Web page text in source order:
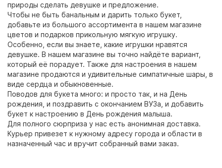
природы сделать девушке и предложение.
Чтобы не быть банальным и дарить только букет,
добавьте из большого ассортимента в нашем магазине
цветов и подарков прикольную мягкую игрушку.
Особенно, если вы знаете, какие игрушки нравятся
девушке. В нашем магазине вы точно найдёте вариант,
который её порадует. Также для настроения в нашем
магазине продаются и удивительные симпатичные шары, в
виде сердца и обыкновенные.
Поводов для букета много: и просто так, и на День
рождения, и поздравить с окончанием ВУЗа, и добавить
букет к настроению в День рождения малыша.
Для полного сюрприза у нас есть анонимная доставка.
Курьер привезет к нужному адресу города и области в
назначенный час и вручит собранный вами заказ.